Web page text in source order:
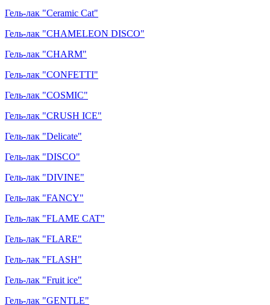
Гель-лак "Ceramic Cat"
Гель-лак "CHAMELEON DISCO"
Гель-лак "CHARM"
Гель-лак "CONFETTI"
Гель-лак "COSMIC"
Гель-лак "CRUSH ICE"
Гель-лак "Delicate"
Гель-лак "DISCO"
Гель-лак "DIVINE"
Гель-лак "FANCY"
Гель-лак "FLAME CAT"
Гель-лак "FLARE"
Гель-лак "FLASH"
Гель-лак "Fruit ice"
Гель-лак "GENTLE"